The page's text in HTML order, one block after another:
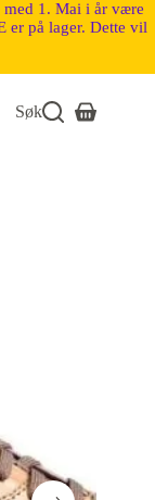
1. Mai i år være
er på lager. Dette vil
Søk